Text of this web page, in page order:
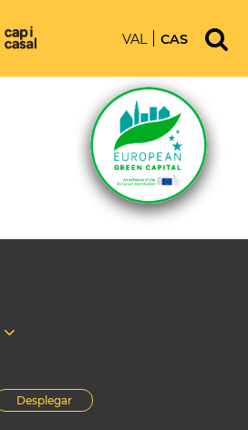
VAL CAS
Desplegar